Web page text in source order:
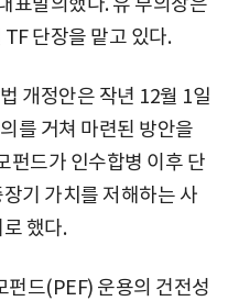
단장을 맡고 있다.
개정안은 작년 12월 1일
를 거쳐 마련된 방안을
펀드가 인수합병 이후 단
기 가치를 저해하는 사
했다.
드(PEF) 운용의 건전성